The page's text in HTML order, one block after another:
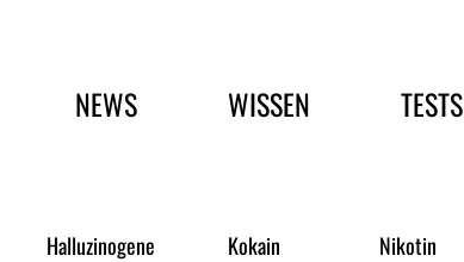
Hauptmenü
NEWS WISSEN TESTS
Halluzinogene Kokain Nikotin